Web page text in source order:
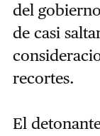
del
de casi
recortes.
El